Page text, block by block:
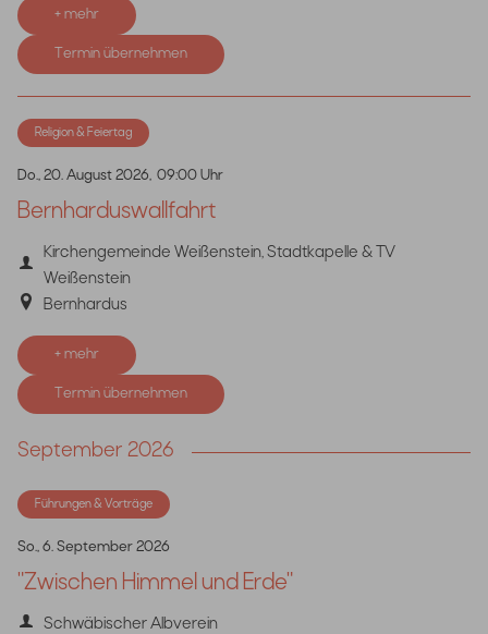
+ mehr
Termin übernehmen
Do., 20. August 2026, 09:00 Uhr
Bernharduswallfahrt
Kirchengemeinde Weißenstein, Stadtkapelle & TV
Weißenstein
Bernhardus
+ mehr
Termin übernehmen
Religion & Feiertag
September 2026
So., 6. September 2026
"Zwischen Himmel und Erde"
Schwäbischer Albverein
Führungen & Vorträge